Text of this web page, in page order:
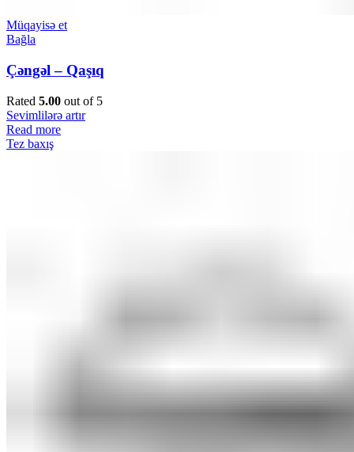
Müqayisə et
Bağla
Çəngəl – Qaşıq
Rated 5.00 out of 5
Sevimlilərə artır
Read more
Tez baxış